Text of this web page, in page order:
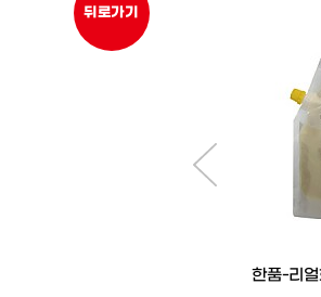
뒤로가기
한품-리